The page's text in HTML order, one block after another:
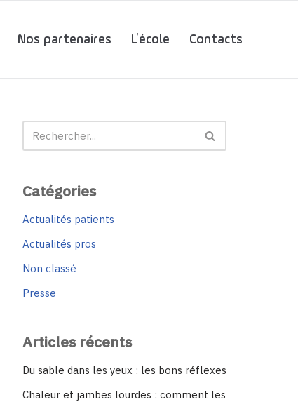
Nos partenaires L’école Contacts
Catégories
Actualités patients
Actualités pros
Non classé
Presse
Articles récents
Du sable dans les yeux : les bons réflexes
Chaleur et jambes lourdes : comment les